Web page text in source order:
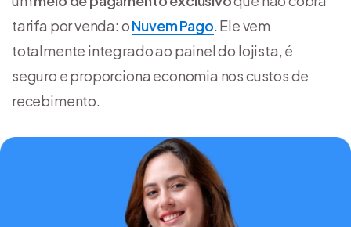
tarifa por venda: oNuvem Pago. Ele vem
totalmente integrado ao painel do lojista, é
seguro e proporciona economia nos custos de
recebimento.